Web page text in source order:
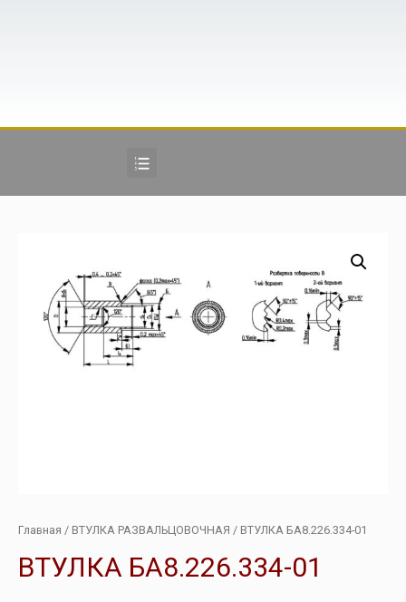
Главная / ВТУЛКА РАЗВАЛЬЦОВОЧНАЯ / ВТУЛКА БА8.226.334-01
ВТУЛКА БА8.226.334-01